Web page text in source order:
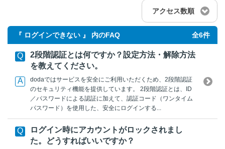
アクセス数順
『 ログインできない 』 内のFAQ 全6件
2段階認証とは何ですか？設定方法・解除方法
を教えてください。
dodaではサービスを安全にご利用いただくため、2段階認証
のセキュリティ機能を提供しています。 2段階認証とは、ID
／パスワードによる認証に加えて、認証コード（ワンタイム
パスワード）を使用した、安全にログインする...
ログイン時にアカウントがロックされまし
た。どうすればいいですか？